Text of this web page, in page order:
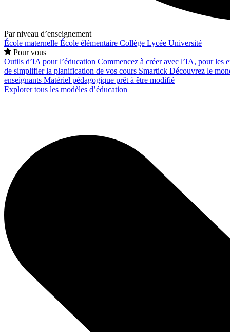
Par niveau d’enseignement
École maternelle École élémentaire Collège Lycée Université
Pour vous
Outils d’IA pour l’éducation Commencez à créer avec l’IA, pour les
de simplifier la planification de vos cours Smartick Découvrez le
enseignants Matériel pédagogique prêt à être modifié
Explorer tous les modèles d’éducation